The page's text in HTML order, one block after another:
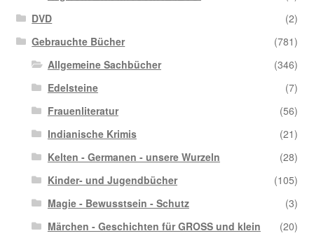
DVD
(2)
Gebrauchte Bücher
(781)
Allgemeine Sachbücher
(346)
Edelsteine
(7)
Frauenliteratur
(56)
Indianische Krimis
(21)
Kelten - Germanen - unsere Wurzeln
(28)
Kinder- und Jugendbücher
(105)
Magie - Bewusstsein - Schutz
(3)
Märchen - Geschichten für GROSS und klein
(20)